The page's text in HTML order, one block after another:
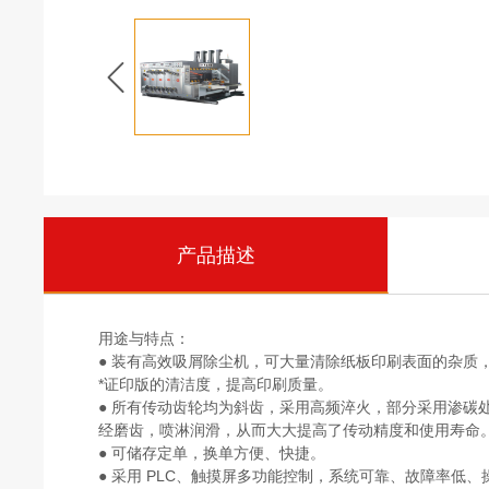
产品描述
用途与特点：
● 装有高效吸屑除尘机，可大量清除纸板印刷表面的杂质，
*证印版的清洁度，提高印刷质量。
● 所有传动齿轮均为斜齿，采用高频淬火，部分采用渗碳
经磨齿，喷淋润滑，从而大大提高了传动精度和使用寿命。
● 可储存定单，换单方便、快捷。
● 采用 PLC、触摸屏多功能控制，系统可靠、故障率低、